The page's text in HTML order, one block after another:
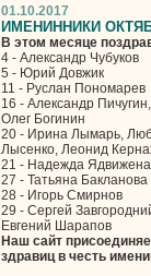
01.10.2017
ИМЕНИННИКИ
В этом месяце
4 - Александр Чубуков
5 - Юрий Довжик
11 - Руслан Пономарев
16 - Александр Пичугин,
Олег Богинин
20 - Ирина Лымарь,
Лысенко, Леонид
21 - Надежда
27 - Татьяна Бакланова
28 - Игорь Смирнов
29 - Сергей
Евгений Шарапов
Наш сайт
здравиц в честь